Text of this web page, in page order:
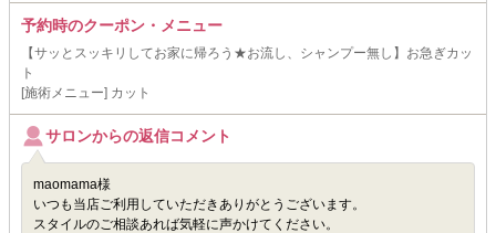
予約時のクーポン・メニュー
【サッとスッキリしてお家に帰ろう★お流し、シャンプー無し】お急ぎカッ
ト
[施術メニュー] カット
サロンからの返信コメント
maomama様
いつも当店ご利用していただきありがとうございます。
スタイルのご相談あれば気軽に声かけてください。